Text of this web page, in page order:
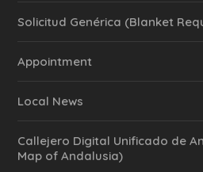
Solicitud Genérica (Blanket
Appointment
Local News
Callejero Digital Unificado de
Map of Andalusia)